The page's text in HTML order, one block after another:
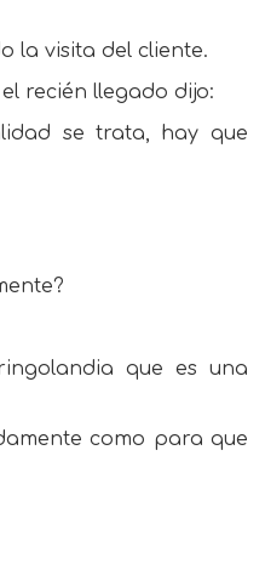
la visita del cliente.
recién llegado dijo:
se trata, hay que
que es una
como para que